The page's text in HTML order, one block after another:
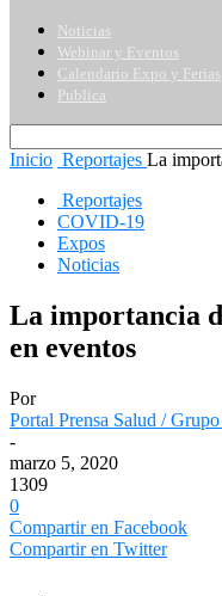
Noticias
Webinar y Eventos
Calendario Expo y Ferias
Publica
Inicio Reportajes La
Reportajes
COVID-19
Expos
Noticias
La importancia
en eventos
Por
Portal Prensa Salud /
-
marzo 5, 2020
1309
0
Compartir en Facebook
Compartir en Twitter